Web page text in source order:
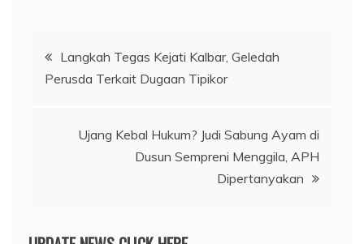
Navigasi
pos
Langkah Tegas Kejati Kalbar, Geledah
Perusda Terkait Dugaan Tipikor
Ujang Kebal Hukum? Judi Sabung Ayam di
Dusun Sempreni Menggila, APH
Dipertanyakan